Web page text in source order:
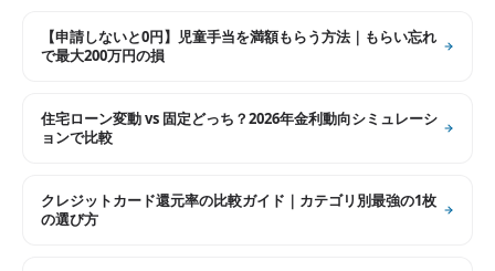
【申請しないと0円】児童手当を満額もらう方法｜もらい忘れ
で最大200万円の損
住宅ローン変動 vs 固定どっち？2026年金利動向シミュレーシ
ョンで比較
クレジットカード還元率の比較ガイド｜カテゴリ別最強の1枚
の選び方